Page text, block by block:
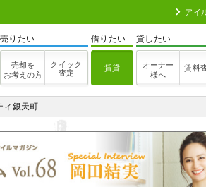
アイ
売りたい
売却を
お考えの方
クイック
査定
借りたい
賃貸
貸したい
オーナー
様へ
賃料
ィ銀天町